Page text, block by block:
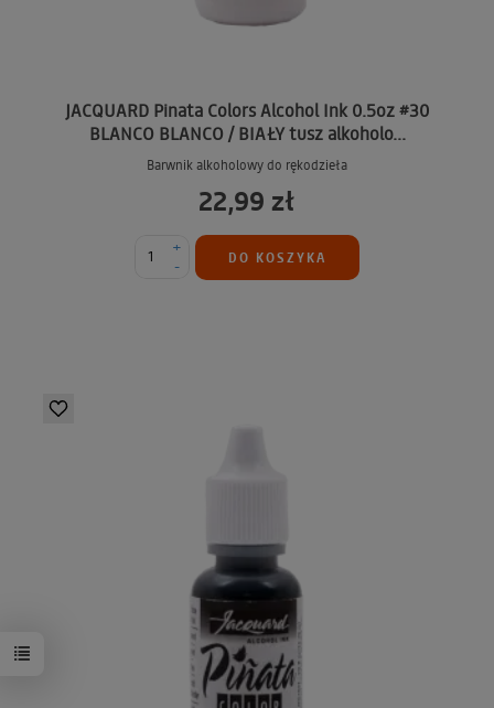
JACQUARD Pinata Colors Alcohol Ink 0.5oz #30
BLANCO BLANCO / BIAŁY tusz alkoholo...
Barwnik alkoholowy do rękodzieła
22,99 zł
-
+
DO KOSZYKA